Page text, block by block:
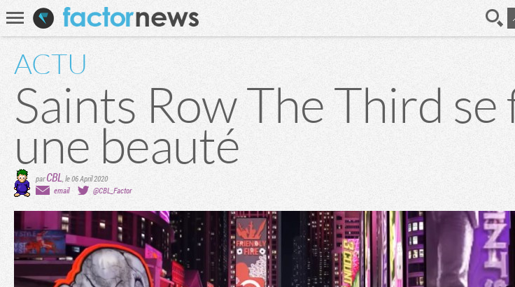
Recherche
ACTU
Saints Row The Third se
une beauté
parCBL le 06 April 2020
email
@CBL_Factor
En